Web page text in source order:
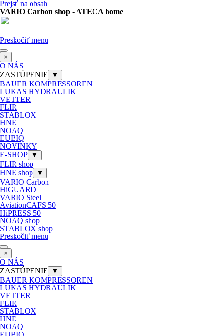
Prejsť na obsah
VARIO Carbon shop - ATECA home
Preskočiť menu
×
O NÁS
ZASTÚPENIE
▼
BAUER KOMPRESSOREN
LUKAS HYDRAULIK
VETTER
FLIR
STABLOX
HNE
NOAQ
EUBIQ
NOVINKY
E-SHOP
▼
FLIR shop
HNE shop
▼
VARIO Carbon
HiGUARD
VARIO Steel
AviationCAFS 50
HiPRESS 50
NOAQ shop
STABLOX shop
Preskočiť menu
×
O NÁS
ZASTÚPENIE
▼
BAUER KOMPRESSOREN
LUKAS HYDRAULIK
VETTER
FLIR
STABLOX
HNE
NOAQ
EUBIQ